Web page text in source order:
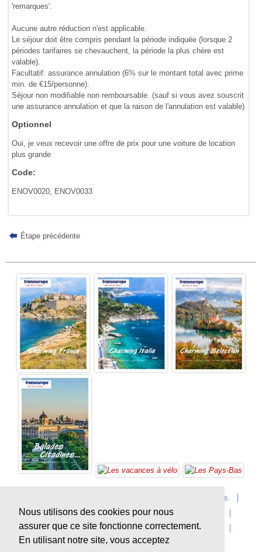
Nous utilisons des cookies pour nous
assurer que ce site fonctionne correctement.
En utilisant notre site, vous acceptez
'remarques'.
Aucune autre réduction n'est applicable.
Le séjour doit être compris pendant la période indiquée (lorsque 2
périodes tarifaires se chevauchent, la période la plus chère est
valable).
Facultatif: assurance annulation (6% sur le montant total avec prime
min. de €15/personne).
Séjour non modifiable non remboursable. (sauf si vous avez souscrit
une assurance annulation et que la raison de l'annulation est valable)
Optionnel
Oui, je veux recevoir une offre de prix pour une voiture de location
plus grande
Code:
ENOV0020, ENOV0033
Étape précédente
Postes vacants
Contact
Questions? Agences
Conditions de voyage
Assurances
privacy
Durabilité